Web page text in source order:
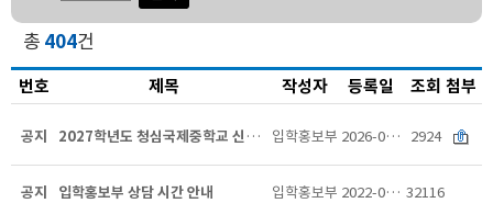
총 404건
번호 제목 작성자 등록일 조회 첨부
공지 2027학년도 청심국제중학교 신입학 전형요항 입학홍보부 2026-07-20 2924
공지 입학홍보부 상담 시간 안내 입학홍보부 2022-08-28 32116